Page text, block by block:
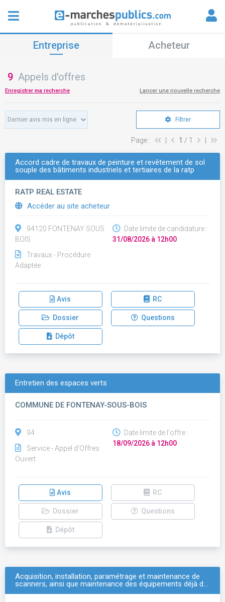
Entreprise Acheteur
9 Appels d'offres
Enregistrer ma recherche Lancer une nouvelle recherche
Filtrer
Page : 1 / 1
Accord cadre de travaux de peinture et revêtement de sol
souple des bâtiments industriels et tertiaires de la ratp
RATP REAL ESTATE
Accéder au site acheteur
94120 FONTENAY SOUS
BOIS
Travaux - Procédure
Adaptée
Date limite de candidature :
31/08/2026 à 12h00
Avis RC
Dossier Questions
Dépôt
Entretien des espaces verts
COMMUNE DE FONTENAY-SOUS-BOIS
94
Service - Appel d'Offres
Ouvert
Date limite de l'offre :
18/09/2026 à 12h00
Avis RC
Dossier Questions
Dépôt
Acquisition, installation, paramétrage et maintenance de
scanners, ainsi que maintenance des équipements déjà d…